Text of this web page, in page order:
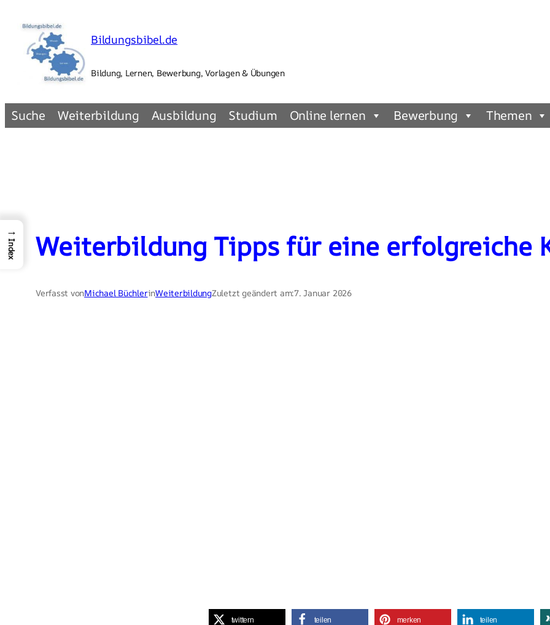
Inhalt
springen
Bildungsbibel.de
Bildung, Lernen, Bewerbung, Vorlagen & Übungen
Suche Weiterbildung Ausbildung Studium Online lernen Bewerbung Themen
Weiterbildung Tipps für eine erfolgreiche
Verfasst vonMichael BüchlerinWeiterbildungZuletzt geändert am:7. Januar 2026
twittern teilen merken teilen
→
Index